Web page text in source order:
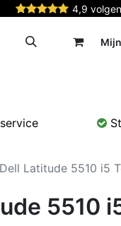
4,9
Dell Latitude 5510 i5
5510